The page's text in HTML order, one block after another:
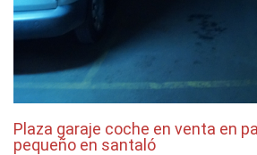
Plaza garaje coche en venta en
pequeño en santaló